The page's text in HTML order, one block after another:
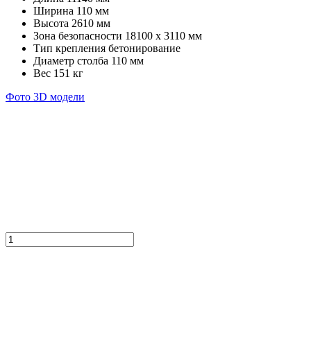
Ширина 110 мм
Высота 2610 мм
Зона безопасности 18100 х 3110 мм
Тип крепления бетонирование
Диаметр столба 110 мм
Вес 151 кг
Фото 3D модели